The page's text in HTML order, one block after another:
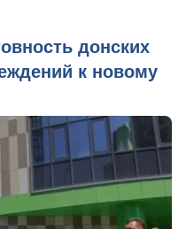
донских
к новому